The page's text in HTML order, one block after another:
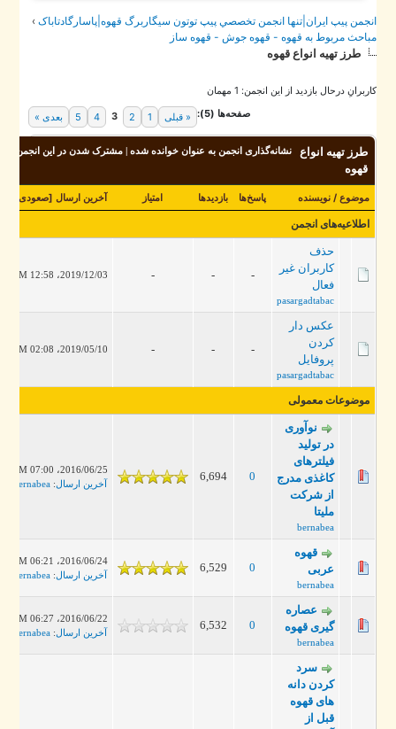
پيپ ايران|تنها انجمن تخصصي پيپ توتون سيگاربرگ قهوه|پاسارگادتاباک›
مربوط به قهوه - قهوه جوش - قهوه ساز
طرز تهيه انواع قهوه
درحال بازدید از این انجمن: 1 مهمان
صفحه‌ها (5):
« قبلی 1 بعدی »
نشانه‌گذاری انجمن به عنوان خوانده شده| مشترک شدن در این انجمن
طرز تهيه انواع
موضوع/نویسنده پاسخ‌ها بازدید‌ها آخرین ارسال [ صعودی]
اطلاعیه‌های انجمن
کاربران غیر
فعال
pasargadtabac
- 2019/12/03، 12:58 PM
عکس دار
کردن
پروفایل
pasargadtabac
2019/05/10، 02:08 PM
موضوعات معمولی
نوآوری
در تولید
فیلترهای
کاغذی مدرج
از شرکت
bernabea
0
6,694
2016/06/25، 07:00 PM
آخرین ارسال :
bernabea
قهوه
عربی
bernabea
6,529
2016/06/24، 06:21 PM
آخرین ارسال :
bernabea
عصاره
گیری قهوه
bernabea
6,532
2016/06/22، 06:27 PM
آخرین ارسال :
bernabea
سرد
کردن دانه
های قهوه
قبل از